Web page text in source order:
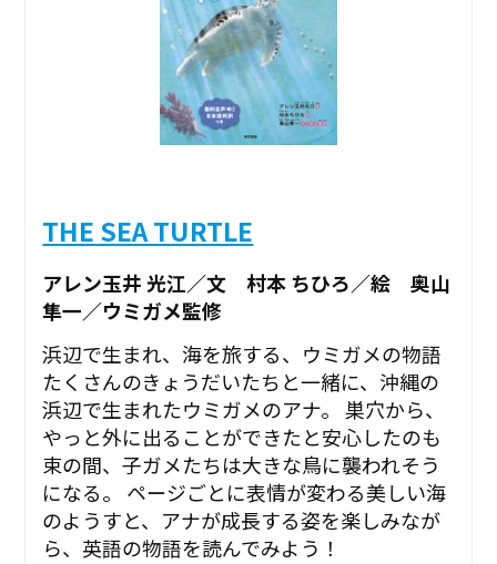
THE SEA TURTLE
アレン玉井 光江／文 村本 ちひろ／絵 奥山
隼一／ウミガメ監修
浜辺で生まれ、海を旅する、ウミガメの物語
たくさんのきょうだいたちと一緒に、沖縄の
浜辺で生まれたウミガメのアナ。 巣穴から、
やっと外に出ることができたと安心したのも
束の間、子ガメたちは大きな鳥に襲われそう
になる――。 ページごとに表情が変わる美しい海
のようすと、アナが成長する姿を楽しみなが
ら、英語の物語を読んでみよう！